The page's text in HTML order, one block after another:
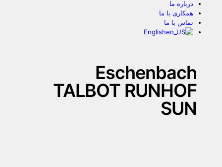
درباره ما
همکاری با ما
تماس با ما
English
Eschenbach
TALBOT RUNHOF
SUN